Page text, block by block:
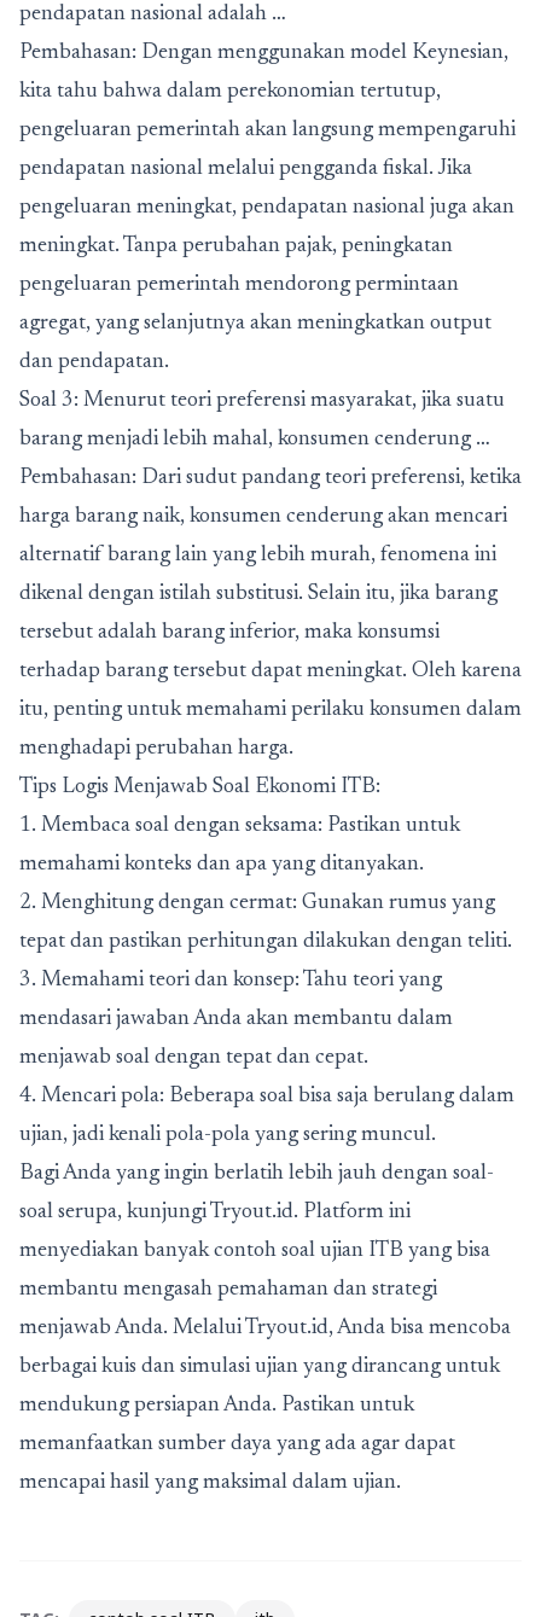
pendapatan nasional adalah …
Pembahasan: Dengan menggunakan model Keynesian,
kita tahu bahwa dalam perekonomian tertutup,
pengeluaran pemerintah akan langsung mempengaruhi
pendapatan nasional melalui pengganda fiskal. Jika
pengeluaran meningkat, pendapatan nasional juga akan
meningkat. Tanpa perubahan pajak, peningkatan
pengeluaran pemerintah mendorong permintaan
agregat, yang selanjutnya akan meningkatkan output
dan pendapatan.
Soal 3: Menurut teori preferensi masyarakat, jika suatu
barang menjadi lebih mahal, konsumen cenderung …
Pembahasan: Dari sudut pandang teori preferensi, ketika
harga barang naik, konsumen cenderung akan mencari
alternatif barang lain yang lebih murah, fenomena ini
dikenal dengan istilah substitusi. Selain itu, jika barang
tersebut adalah barang inferior, maka konsumsi
terhadap barang tersebut dapat meningkat. Oleh karena
itu, penting untuk memahami perilaku konsumen dalam
menghadapi perubahan harga.
Tips Logis Menjawab Soal Ekonomi ITB:
1. Membaca soal dengan seksama: Pastikan untuk
memahami konteks dan apa yang ditanyakan.
2. Menghitung dengan cermat: Gunakan rumus yang
tepat dan pastikan perhitungan dilakukan dengan teliti.
3. Memahami teori dan konsep: Tahu teori yang
mendasari jawaban Anda akan membantu dalam
menjawab soal dengan tepat dan cepat.
4. Mencari pola: Beberapa soal bisa saja berulang dalam
ujian, jadi kenali pola-pola yang sering muncul.
Bagi Anda yang ingin berlatih lebih jauh dengan soal-
soal serupa, kunjungi Tryout.id. Platform ini
menyediakan banyak contoh soal ujian ITB yang bisa
membantu mengasah pemahaman dan strategi
menjawab Anda. Melalui Tryout.id, Anda bisa mencoba
berbagai kuis dan simulasi ujian yang dirancang untuk
mendukung persiapan Anda. Pastikan untuk
memanfaatkan sumber daya yang ada agar dapat
mencapai hasil yang maksimal dalam ujian.